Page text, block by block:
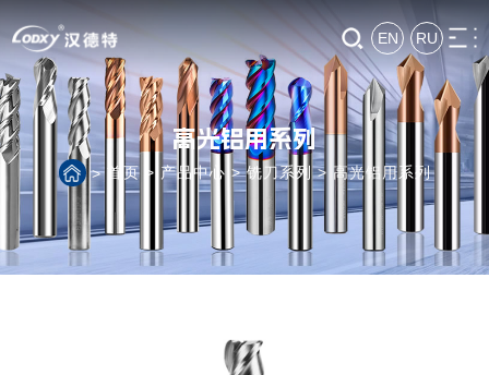
EN RU
高光铝用系列
> 首页> 产品中心 >铣刀系列 > 高光铝用系列